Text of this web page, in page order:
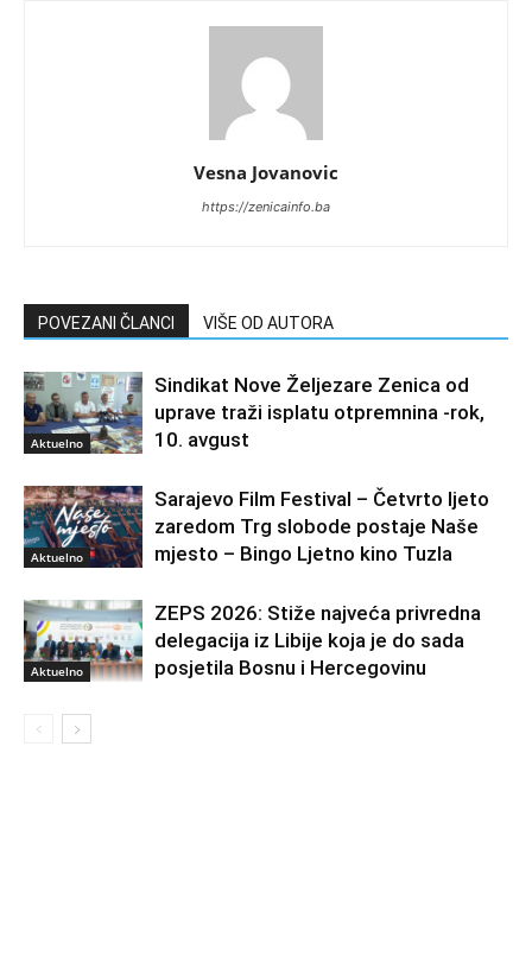
Vesna Jovanovic
https://zenicainfo.ba
POVEZANI ČLANCI VIŠE OD AUTORA
Aktuelno
Sindikat Nove Željezare Zenica od
uprave traži isplatu otpremnina -rok,
10. avgust
Aktuelno
Sarajevo Film Festival – Četvrto ljeto
zaredom Trg slobode postaje Naše
mjesto – Bingo Ljetno kino Tuzla
Aktuelno
ZEPS 2026: Stiže najveća privredna
delegacija iz Libije koja je do sada
posjetila Bosnu i Hercegovinu